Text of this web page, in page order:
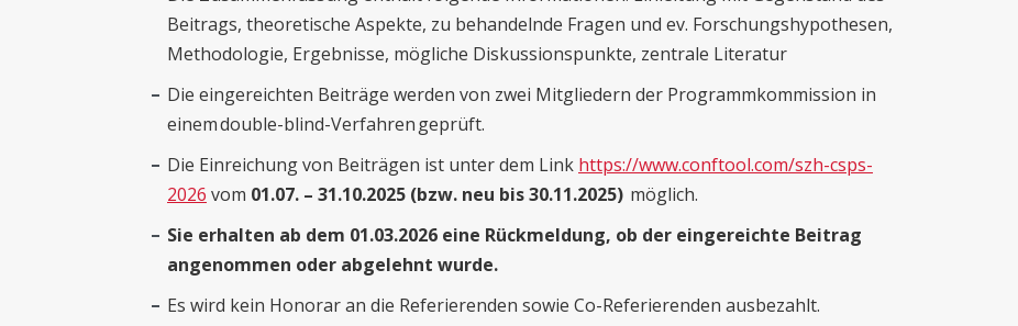
Beitrags, theoretische Aspekte, zu behandelnde Fragen und ev. Forschungshypothesen,
Methodologie, Ergebnisse, mögliche Diskussionspunkte, zentrale Literatur
Die eingereichten Beiträge werden von zwei Mitgliedern der Programmkommission in
einem double-blind-Verfahren geprüft.
Die Einreichung von Beiträgen ist unter dem Link https://www.conftool.com/szh-csps-
2026 vom 01.07. – 31.10.2025 (bzw. neu bis 30.11.2025) möglich.
Sie erhalten ab dem 01.03.2026 eine Rückmeldung, ob der eingereichte Beitrag
angenommen oder abgelehnt wurde.
Es wird kein Honorar an die Referierenden sowie Co-Referierenden ausbezahlt.